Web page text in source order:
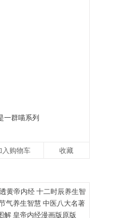
一群喵系列
入购物车 收藏